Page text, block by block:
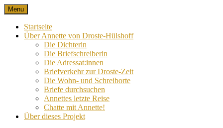
Skip
to
content
Nach 100 Jahren
Annette von Droste-Hülshoff in Briefen
Menu
Startseite
Über Annette von Droste-Hülshoff
Die Dichterin
Die Briefschreiberin
Die Adressat:innen
Briefverkehr zur Droste-Zeit
Die Wohn- und Schreiborte
Briefe durchsuchen
Annettes letzte Reise
Chatte mit Annette!
Über dieses Projekt